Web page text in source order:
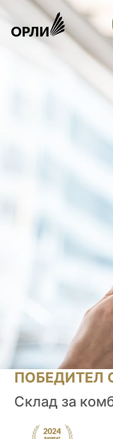
ПОБЕДИТЕЛ
Склад за